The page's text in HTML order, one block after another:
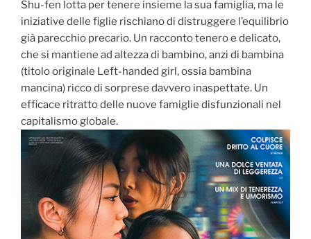
Shu-fen lotta per tenere insieme la sua famiglia, ma le
iniziative delle figlie rischiano di distruggere l’equilibrio
già parecchio precario. Un racconto tenero e delicato,
che si mantiene ad altezza di bambino, anzi di bambina
(titolo originale Left-handed girl, ossia bambina
mancina) ricco di sorprese davvero inaspettate. Un
efficace ritratto delle nuove famiglie disfunzionali nel
capitalismo globale.